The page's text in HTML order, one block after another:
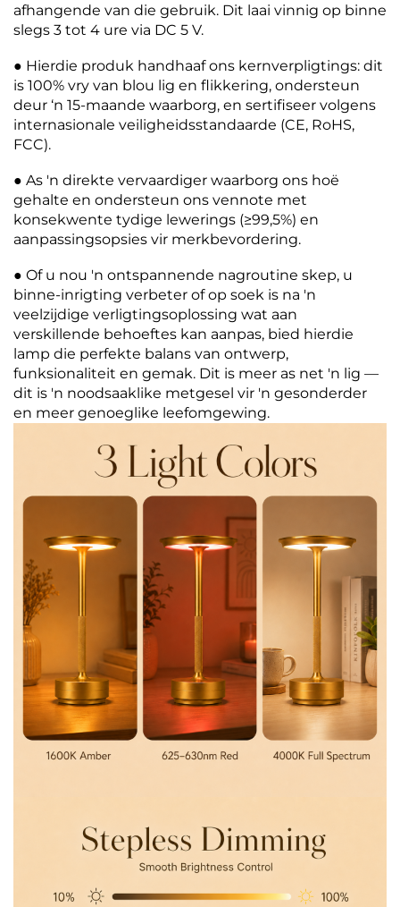
afhangende van die gebruik. Dit laai vinnig op binne
slegs 3 tot 4 ure via DC 5 V.
● Hierdie produk handhaaf ons kernverpligtings: dit
is 100% vry van blou lig en flikkering, ondersteun
deur ‘n 15-maande waarborg, en sertifiseer volgens
internasionale veiligheidsstandaarde (CE, RoHS,
FCC).
● As 'n direkte vervaardiger waarborg ons hoë
gehalte en ondersteun ons vennote met
konsekwente tydige lewerings (≥99,5%) en
aanpassingsopsies vir merkbevordering.
● Of u nou 'n ontspannende nagroutine skep, u
binne-inrigting verbeter of op soek is na 'n
veelzijdige verligtingsoplossing wat aan
verskillende behoeftes kan aanpas, bied hierdie
lamp die perfekte balans van ontwerp,
funksionaliteit en gemak. Dit is meer as net 'n lig —
dit is 'n noodsaaklike metgesel vir 'n gesonderder
en meer genoeglike leefomgewing.